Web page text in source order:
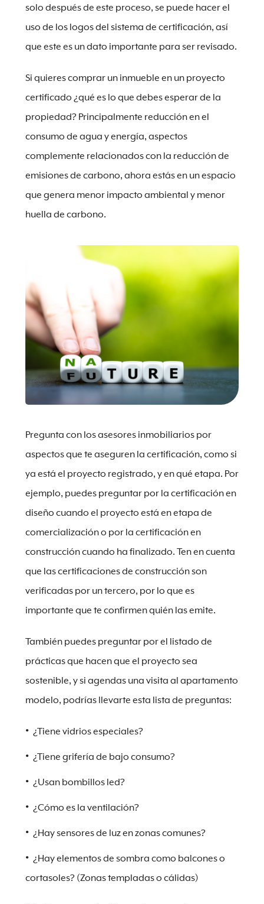
solo después de este proceso, se puede hacer el
uso de los logos del sistema de certificación, así
que este es un dato importante para ser revisado.
Si quieres comprar un inmueble en un proyecto
certificado ¿qué es lo que debes esperar de la
propiedad? Principalmente reducción en el
consumo de agua y energía, aspectos
complemente relacionados con la reducción de
emisiones de carbono, ahora estás en un espacio
que genera menor impacto ambiental y menor
huella de carbono.
Pregunta con los asesores inmobiliarios por
aspectos que te aseguren la certificación, como si
ya está el proyecto registrado, y en qué etapa. Por
ejemplo, puedes preguntar por la certificación en
diseño cuando el proyecto está en etapa de
comercialización o por la certificación en
construcción cuando ha finalizado. Ten en cuenta
que las certificaciones de construcción son
verificadas por un tercero, por lo que es
importante que te confirmen quién las emite.
También puedes preguntar por el listado de
prácticas que hacen que el proyecto sea
sostenible, y si agendas una visita al apartamento
modelo, podrías llevarte esta lista de preguntas:
¿Tiene vidrios especiales?
¿Tiene grifería de bajo consumo?
¿Usan bombillos led?
¿Cómo es la ventilación?
¿Hay sensores de luz en zonas comunes?
¿Hay elementos de sombra como balcones o
cortasoles? (Zonas templadas o cálidas)